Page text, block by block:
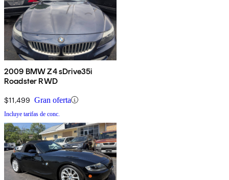
2009 BMW Z4 sDrive35i
Roadster RWD
$11,499 Gran oferta
Incluye tarifas de conc.